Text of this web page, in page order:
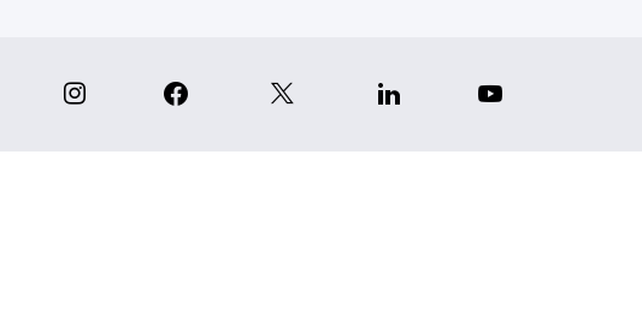
Whatsapp Instagram Facebook Linkedin